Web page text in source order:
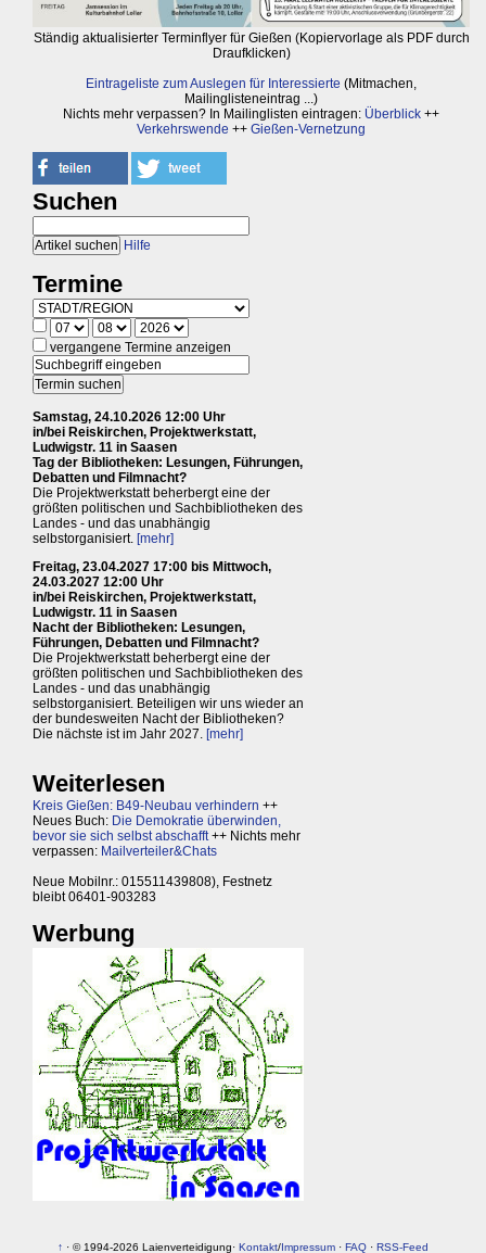
Ständig aktualisierter Terminflyer für Gießen (Kopiervorlage als PDF durch
Draufklicken)
Eintrageliste zum Auslegen für Interessierte (Mitmachen,
Mailinglisteneintrag ...)
Nichts mehr verpassen? In Mailinglisten eintragen: Überblick ++
Verkehrswende ++Gießen-Vernetzung
Suchen
Hilfe
Termine
vergangene Termine anzeigen
Samstag, 24.10.2026 12:00 Uhr
in/bei Reiskirchen, Projektwerkstatt,
Ludwigstr. 11 in Saasen
Tag der Bibliotheken: Lesungen, Führungen,
Debatten und Filmnacht?
Die Projektwerkstatt beherbergt eine der
größten politischen und Sachbibliotheken des
Landes - und das unabhängig
selbstorganisiert. [mehr]
Freitag, 23.04.2027 17:00 bis Mittwoch,
24.03.2027 12:00 Uhr
in/bei Reiskirchen, Projektwerkstatt,
Ludwigstr. 11 in Saasen
Nacht der Bibliotheken: Lesungen,
Führungen, Debatten und Filmnacht?
Die Projektwerkstatt beherbergt eine der
größten politischen und Sachbibliotheken des
Landes - und das unabhängig
selbstorganisiert. Beteiligen wir uns wieder an
der bundesweiten Nacht der Bibliotheken?
Die nächste ist im Jahr 2027. [mehr]
Weiterlesen
Kreis Gießen: B49-Neubau verhindern ++
Neues Buch: Die Demokratie überwinden,
bevor sie sich selbst abschafft++ Nichts mehr
verpassen: Mailverteiler&Chats
Neue Mobilnr.: 015511439808), Festnetz
bleibt 06401-903283
Werbung
↑ · © 1994-2026 Laienverteidigung· Kontakt/Impressum · FAQ · RSS-Feed